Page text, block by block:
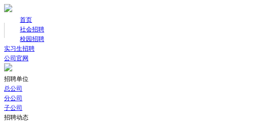
首页
社会招聘
校园招聘
实习生招聘
公司官网
招聘单位
总公司
分公司
子公司
招聘动态